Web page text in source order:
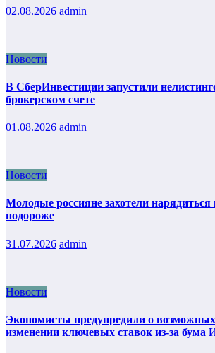
02.08.2026 admin
Новости
В СберИнвестиции запустили
брокерском счете
01.08.2026 admin
Новости
Молодые россияне захотели нарядиться
подороже
31.07.2026 admin
Новости
Экономисты предупредили о
изменении ключевых ставок из-за бума